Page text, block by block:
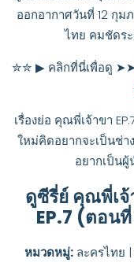
ออกอากาศวันที่ 12 กุ
ไทย คมชัดร
✮✮ ▶ คลิกที่นี่เพื่อดู
เรื่องย่อ คุณพี่เจ้าขา
ใหม่คิดอยากจะเป็นช่า
อยากเป็น
ดูซีรี่ย์ คุณพี่เ
EP.7 (ตอน
หมวดหมู่: ละครไทย